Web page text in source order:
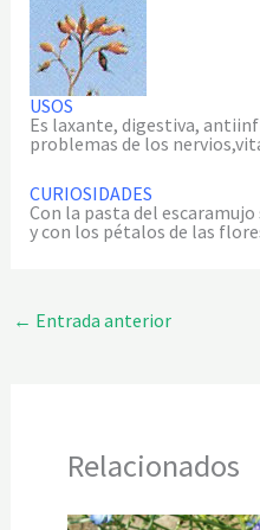
USOS
Es laxante, digestiva,
problemas de los
CURIOSIDADES
Con la pasta del
y con los pétalos de las
← Entrada anterior
Relacionados